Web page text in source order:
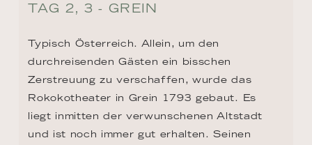
TAG 2, 3 - GREIN
Typisch Österreich. Allein, um den
durchreisenden Gästen ein bisschen
Zerstreuung zu verschaffen, wurde das
Rokokotheater in Grein 1793 gebaut. Es
liegt inmitten der verwunschenen Altstadt
und ist noch immer gut erhalten. Seinen